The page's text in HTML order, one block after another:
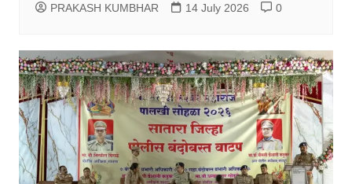
PRAKASH KUMBHAR 14 July 2026 0